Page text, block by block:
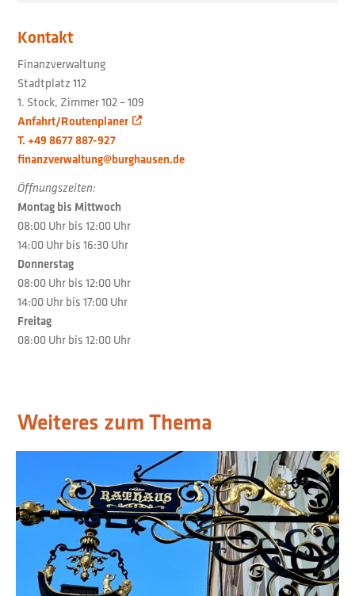
Kontakt
Finanzverwaltung
Stadtplatz 112
1. Stock, Zimmer 102 – 109
Anfahrt/Routenplaner
T. +49 8677 887-927
finanzverwaltung@burghausen.de
Öffnungszeiten:
Montag bis Mittwoch
08:00 Uhr bis 12:00 Uhr
14:00 Uhr bis 16:30 Uhr
Donnerstag
08:00 Uhr bis 12:00 Uhr
14:00 Uhr bis 17:00 Uhr
Freitag
08:00 Uhr bis 12:00 Uhr
Weiteres zum Thema